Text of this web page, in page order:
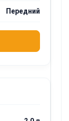
Передний